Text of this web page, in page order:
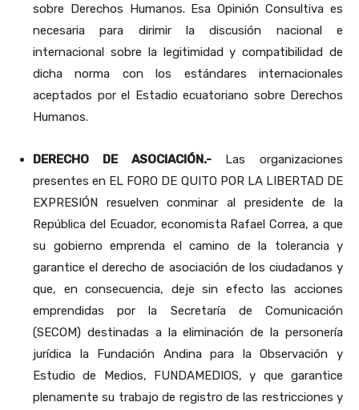
sobre Derechos Humanos. Esa Opinión Consultiva es
necesaria para dirimir la discusión nacional e
internacional sobre la legitimidad y compatibilidad de
dicha norma con los estándares internacionales
aceptados por el Estadio ecuatoriano sobre Derechos
Humanos.
DERECHO DE ASOCIACIÓN.-Las organizaciones
presentes en EL FORO DE QUITO POR LA LIBERTAD DE
EXPRESIÓN resuelven conminar al presidente de la
República del Ecuador, economista Rafael Correa, a que
su gobierno emprenda el camino de la tolerancia y
garantice el derecho de asociación de los ciudadanos y
que, en consecuencia, deje sin efecto las acciones
emprendidas por la Secretaría de Comunicación
(SECOM) destinadas a la eliminación de la personería
jurídica la Fundación Andina para la Observación y
Estudio de Medios, FUNDAMEDIOS, y que garantice
plenamente su trabajo de registro de las restricciones y